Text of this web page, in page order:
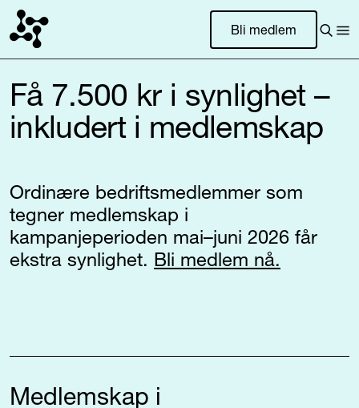
Bli medlem
Få 7.500 kr i synlighet –
inkludert i medlemskap
Ordinære bedriftsmedlemmer som
tegner medlemskap i
kampanjeperioden mai–juni 2026 får
ekstra synlighet. Bli medlem nå.
Medlemskap i